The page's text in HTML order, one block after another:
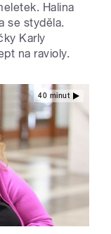
Halina
se styděla.
Karly
na ravioly.
40 minut